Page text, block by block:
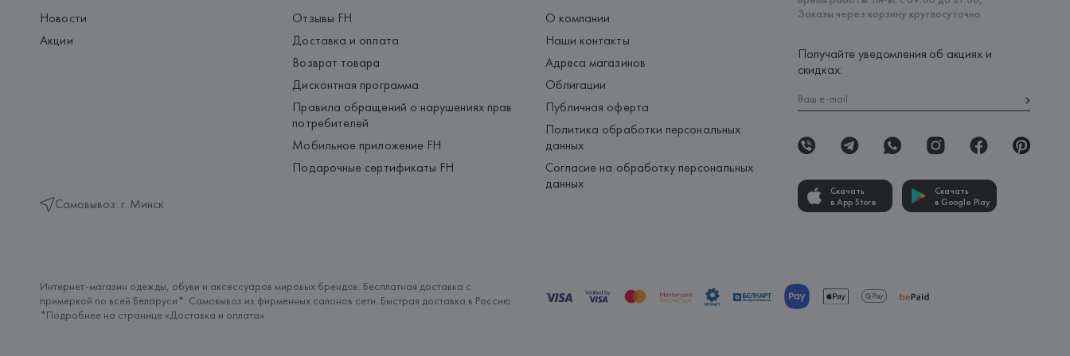
Новости
Акции
Самовывоз: г. Минск
Отзывы FH
Доставка и оплата
Возврат товара
Дисконтная программа
Правила обращений о нарушениях прав
потребителей
Мобильное приложение FH
Подарочные сертификаты FH
О компании
Наши контакты
Адреса магазинов
Облигации
Публичная оферта
Политика обработки персональных
данных
Согласие на обработку персональных
данных
Заказы через корзину круглосуточно
Получайте уведомления об акциях и
скидках:
Скачать
в App Store
Скачать
в Google Play
Интернет-магазин одежды, обуви и аксессуаров мировых брендов. Бесплатная доставка с
примеркой по всей Беларуси*. Самовывоз из фирменных салонов сети. Быстрая доставка в Россию.
*Подробнее на странице «Доставка и оплата»